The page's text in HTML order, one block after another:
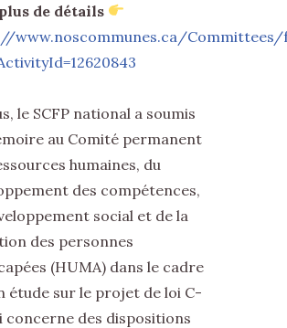
de détails
www.noscommunes.ca/
le SCFP national a soumis
au Comité permanent
humaines, du
des compétences,
social et de la
des personnes
(HUMA) dans le cadre
étude sur le projet de loi C-
concerne des dispositions